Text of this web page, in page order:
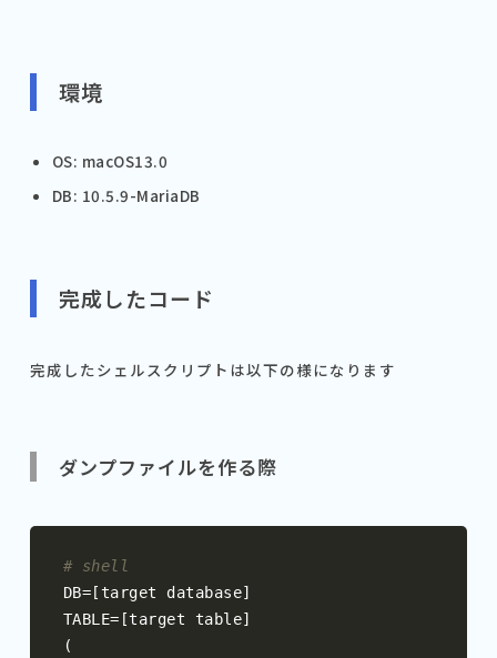
環境
OS: macOS13.0
DB: 10.5.9-MariaDB
完成したコード
完成したシェルスクリプトは以下の様になります
ダンプファイルを作る際
# shell
DB=[target database]
TABLE=[target table]
(